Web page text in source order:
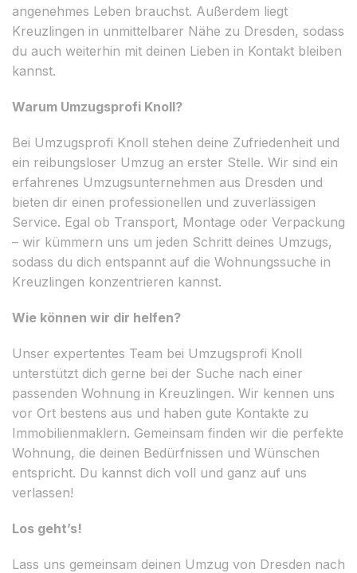
angenehmes Leben brauchst. Außerdem liegt
Kreuzlingen in unmittelbarer Nähe zu Dresden, sodass
du auch weiterhin mit deinen Lieben in Kontakt bleiben
kannst.
Warum Umzugsprofi Knoll?
Bei Umzugsprofi Knoll stehen deine Zufriedenheit und
ein reibungsloser Umzug an erster Stelle. Wir sind ein
erfahrenes Umzugsunternehmen aus Dresden und
bieten dir einen professionellen und zuverlässigen
Service. Egal ob Transport, Montage oder Verpackung
– wir kümmern uns um jeden Schritt deines Umzugs,
sodass du dich entspannt auf die Wohnungssuche in
Kreuzlingen konzentrieren kannst.
Wie können wir dir helfen?
Unser expertentes Team bei Umzugsprofi Knoll
unterstützt dich gerne bei der Suche nach einer
passenden Wohnung in Kreuzlingen. Wir kennen uns
vor Ort bestens aus und haben gute Kontakte zu
Immobilienmaklern. Gemeinsam finden wir die perfekte
Wohnung, die deinen Bedürfnissen und Wünschen
entspricht. Du kannst dich voll und ganz auf uns
verlassen!
Los geht’s!
Lass uns gemeinsam deinen Umzug von Dresden nach